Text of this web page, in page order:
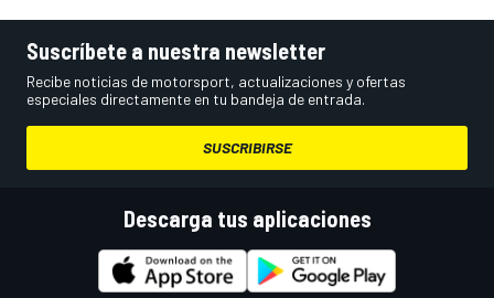
Suscríbete a nuestra newsletter
Recibe noticias de motorsport, actualizaciones y ofertas
especiales directamente en tu bandeja de entrada.
SUSCRIBIRSE
Descarga tus aplicaciones